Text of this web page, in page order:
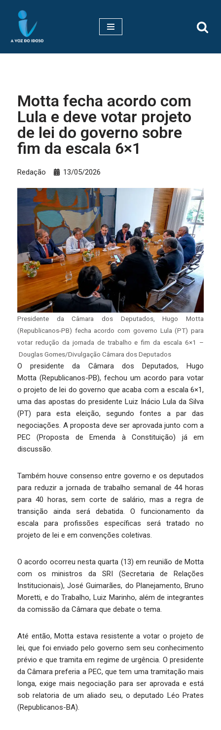
Pular
para
Motta fecha acordo com
Lula e deve votar projeto
de lei do governo sobre
fim da escala 6×1
Redação 13/05/2026
Presidente da Câmara dos Deputados, Hugo Motta
(Republicanos-PB) fecha acordo com governo Lula (PT) para
votar redução da jornada de trabalho e fim da escala 6×1 –
Douglas Gomes/Divulgação Câmara dos Deputados
O presidente da Câmara dos Deputados, Hugo
Motta (Republicanos-PB), fechou um acordo para votar
o projeto de lei do governo que acaba com a escala 6×1,
uma das apostas do presidente Luiz Inácio Lula da Silva
(PT) para esta eleição, segundo fontes a par das
negociações. A proposta deve ser aprovada junto com a
PEC (Proposta de Emenda à Constituição) já em
discussão.
Também houve consenso entre governo e os deputados
para reduzir a jornada de trabalho semanal de 44 horas
para 40 horas, sem corte de salário, mas a regra de
transição ainda será debatida. O funcionamento da
escala para profissões específicas será tratado no
projeto de lei e em convenções coletivas.
O acordo ocorreu nesta quarta (13) em reunião de Motta
com os ministros da SRI (Secretaria de Relações
Institucionais), José Guimarães, do Planejamento, Bruno
Moretti, e do Trabalho, Luiz Marinho, além de integrantes
da comissão da Câmara que debate o tema.
Até então, Motta estava resistente a votar o projeto de
lei, que foi enviado pelo governo sem seu conhecimento
prévio e que tramita em regime de urgência. O presidente
da Câmara preferia a PEC, que tem uma tramitação mais
longa, exige mais negociação para ser aprovada e está
sob relatoria de um aliado seu, o deputado Léo Prates
(Republicanos-BA).